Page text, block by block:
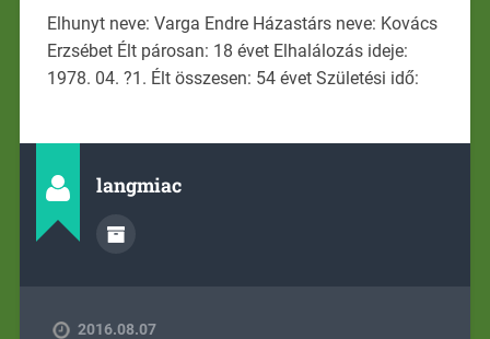
Elhunyt neve: Varga Endre Házastárs neve: Kovács
Erzsébet Élt párosan: 18 évet Elhalálozás ideje:
1978. 04. ?1. Élt összesen: 54 évet Születési idő:
langmiac
2016.08.07